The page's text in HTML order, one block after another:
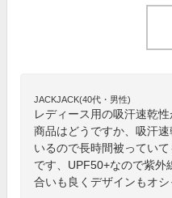
JACKJACK(40代・男性)
レディース用の吸汗速乾
商品はどうですか、吸汗
いるので長時間被ってい
です、UPF50+なので紫外
合いも良くデザインもオ